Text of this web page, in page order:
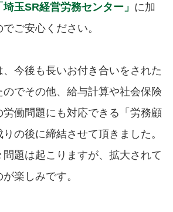
埼玉SR経営労務センター」 に加
ご安心ください。
今後も長いお付き合いをされた
でその他、給与計算や社会保険
働問題にも対応できる「労務顧
の後に締結させて頂きました。
題は起こりますが、拡大されて
楽しみです。